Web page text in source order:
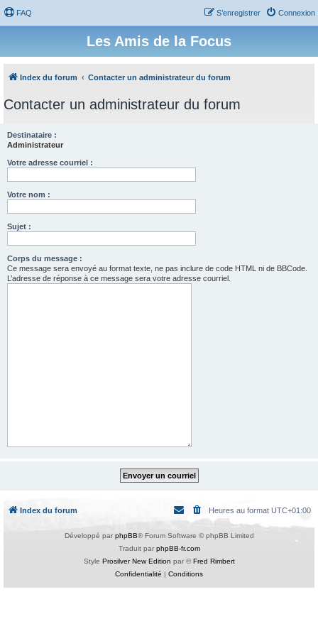
FAQ Connexion
S’enregistrer
Les Amis de la Focus
Index du forum Contacter un administrateur du forum
Contacter un administrateur du forum
Destinataire :
Administrateur
Votre adresse courriel :
Votre nom :
Sujet :
Corps du message :
Ce message sera envoyé au format texte, ne pas inclure de code HTML ni de BBCode.
L’adresse de réponse à ce message sera votre adresse courriel.
Index du forum Heures au format UTC+01:00
Développé par phpBB® Forum Software © phpBB Limited
Traduit par phpBB-fr.com
Style Prosilver New Edition par ©Fred Rimbert
Confidentialité | Conditions